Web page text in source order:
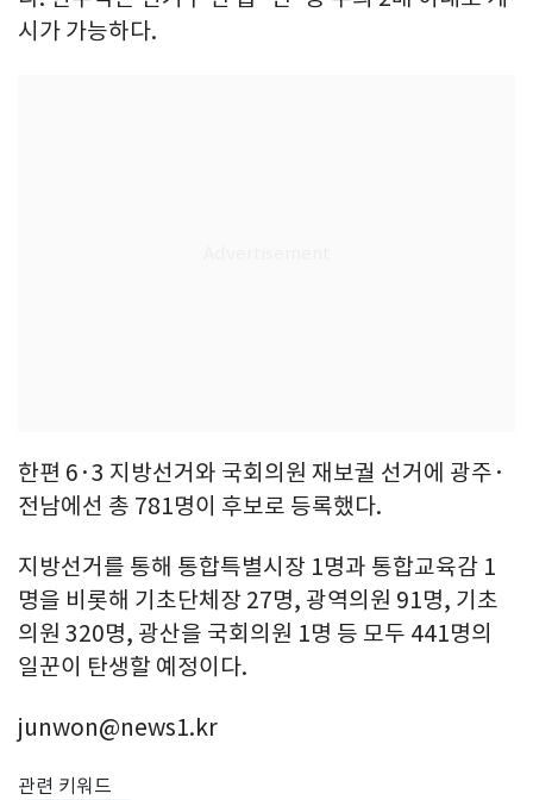
시가 가능하다.
한편 6·3 지방선거와 국회의원 재보궐 선거에 광주·
전남에선 총 781명이 후보로 등록했다.
지방선거를 통해 통합특별시장 1명과 통합교육감 1
명을 비롯해 기초단체장 27명, 광역의원 91명, 기초
의원 320명, 광산을 국회의원 1명 등 모두 441명의
일꾼이 탄생할 예정이다.
junwon@news1.kr
관련 키워드